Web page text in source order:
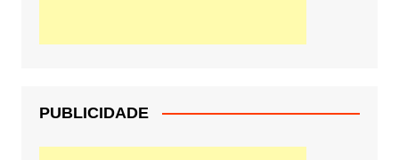
PUBLICIDADE